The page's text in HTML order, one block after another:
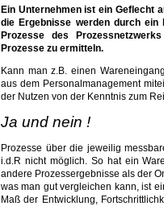
Ein Unternehmen ist ein Geflecht
die Ergebnisse werden durch
Prozesse des
Prozesse zu ermitteln.
Kann man z.B. einen
aus dem Personalmanagement
der Nutzen von der Kenntnis zum
Ja und nein !
Prozesse über die jeweilig
i.d.R nicht möglich. So hat ein
andere Prozessergebnisse als der
was man gut vergleichen kann, ist
Maß der Entwicklung,